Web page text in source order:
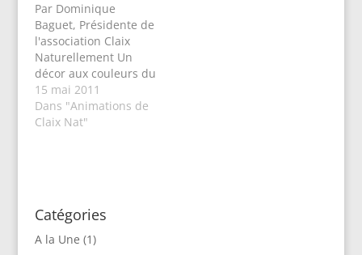
Par Dominique
Baguet, Présidente de
l'association Claix
Naturellement Un
décor aux couleurs du
drapeau italien, c’est
sur une musique de
Roberto Alagna (Le
avoir longuement
devisé autour d’un
15 mai 2011
Dans "Animations de
Claix Nat"
Catégories
A la Une (1)